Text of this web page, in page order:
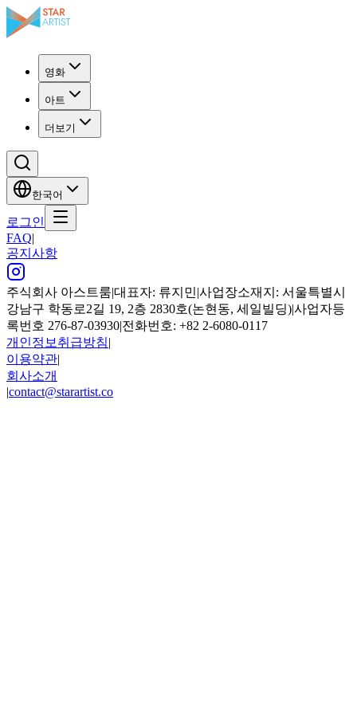
영화
아트
더보기
한국어
로그인
FAQ|
공지사항
주식회사 아스트룸|대표자: 류지민|사업장소재지: 서울특별시
강남구 학동로2길 19, 2층 2830호(논현동, 세일빌딩)|사업자등
록번호 276-87-03930|전화번호: +82 2-6080-0117
개인정보취급방침|
이용약관|
회사소개
|contact@starartist.co